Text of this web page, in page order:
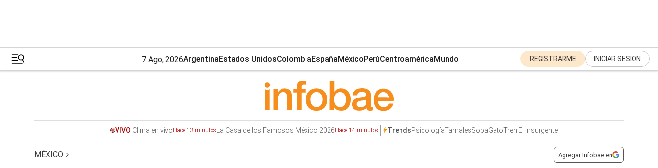
7 Ago, 2026ArgentinaEstados UnidosColombiaEspañaMéxicoPerúCentroaméricaMundo REGISTRARME INICIAR SESION
VIVO Clima en vivoHace 13 minutosLa Casa de los Famosos México 2026Hace 14 minutos TrendsPsicologíaTamalesSopaGatoTren El Insurgente
MÉXICO Agregar Infobae en